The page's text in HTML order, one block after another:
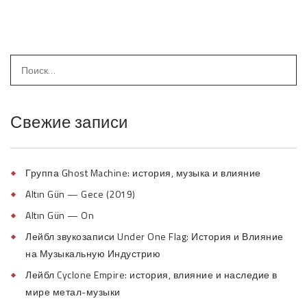
Свежие записи
Группа Ghost Machine: история, музыка и влияние
Altın Gün — Gece (2019)
Altın Gün — On
Лейбл звукозаписи Under One Flag: История и Влияние
на Музыкальную Индустрию
Лейбл Cyclone Empire: история, влияние и наследие в
мире метал-музыки